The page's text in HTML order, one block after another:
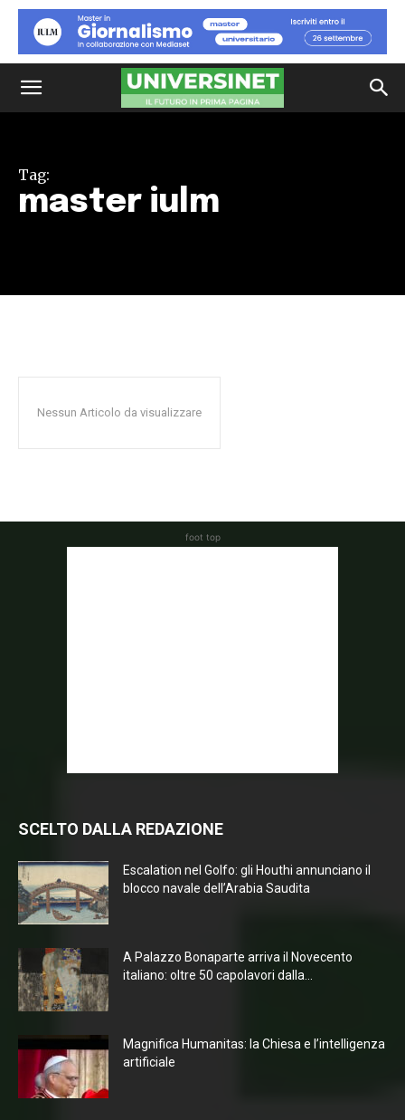
Tag:
master iulm
Nessun Articolo da visualizzare
foot top
SCELTO DALLA REDAZIONE
Escalation nel Golfo: gli Houthi annunciano il
blocco navale dell’Arabia Saudita
A Palazzo Bonaparte arriva il Novecento
italiano: oltre 50 capolavori dalla...
Magnifica Humanitas: la Chiesa e l’intelligenza
artificiale